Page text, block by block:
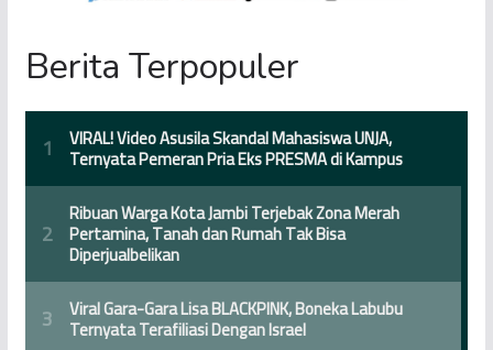
Berita Terpopuler